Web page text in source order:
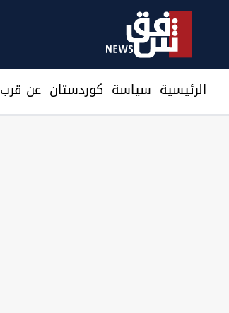
الرئيسية سیاسة كوردستان عن قرب